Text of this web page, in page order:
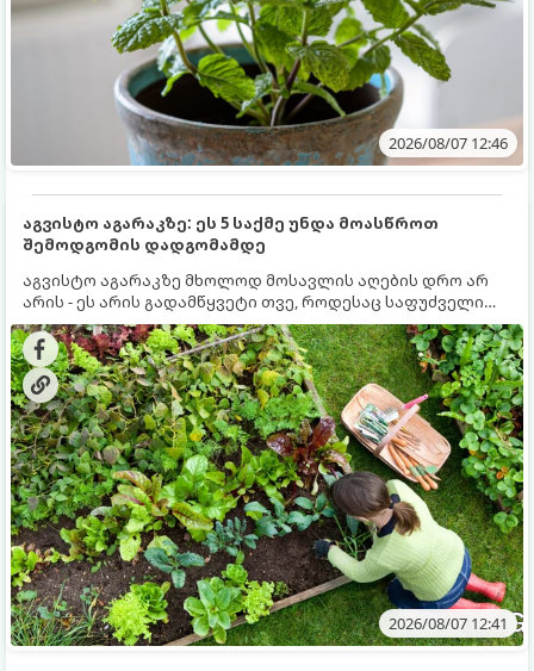
2026/08/07 12:46
აგვისტო აგარაკზე: ეს 5 საქმე უნდა მოასწროთ
შემოდგომის დადგომამდე
აგვისტო აგარაკზე მხოლოდ მოსავლის აღების დრო არ
არის - ეს არის გადამწყვეტი თვე, როდესაც საფუძველი
ეყრება მომავალი წლის მოსავალს და ბაღი მზადდება
შემოდგომა-ზამთრის სეზონისთვის. იმისათვის, რომ
ნიადაგმა ენერგია აღიდგინოს, ხოლო მცენარეებმა
ზამთარს გაუძლონ, აგვისტოს ბოლომდე 5
მნიშვნელოვანი საქმის გაკეთება უნდა მოასწროთ:
2026/08/07 12:41